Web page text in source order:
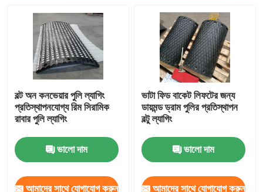
বল্ট অন কনভেয়ার পুলি ল্যাগিং
প্রতিস্থাপনযোগ্য রিম সিরামিক
রাবার পুলি ল্যাগিং
ভালো দাম
আমাদের সাথে যোগাযোগ করুন
ভাটা ফিড বাকেট লিফটের জন্য
ডায়মন্ড ড্রাম পুলির প্রতিস্থাপন
বল্টু ল্যাগিং
ভালো দাম
আমাদের সাথে যোগাযোগ করুন